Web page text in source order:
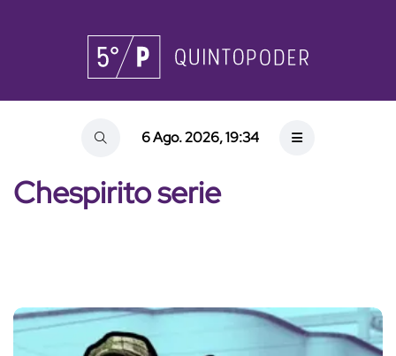
6 Ago. 2026, 19:34
Chespirito serie